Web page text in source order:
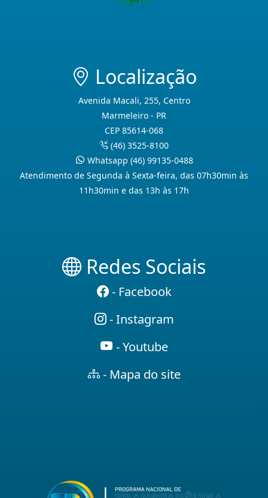
Localização
Avenida Macali, 255, Centro
Marmeleiro - PR
CEP 85614-068
(46) 3525-8100
Whatsapp (46) 99135-0488
Atendimento de Segunda à Sexta-feira, das 07h30min às
11h30min e das 13h às 17h
Redes Sociais
- Facebook
- Instagram
- Youtube
- Mapa do site